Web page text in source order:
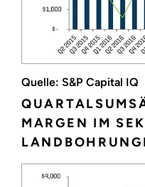
Quelle: S&P Capital IQ
MARGEN IM